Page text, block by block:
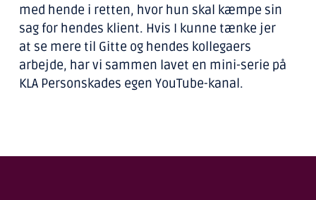
med hende i retten, hvor hun skal kæmpe sin
sag for hendes klient. Hvis I kunne tænke jer
at se mere til Gitte og hendes kollegaers
arbejde, har vi sammen lavet en mini-serie på
KLA Personskades egen YouTube-kanal.